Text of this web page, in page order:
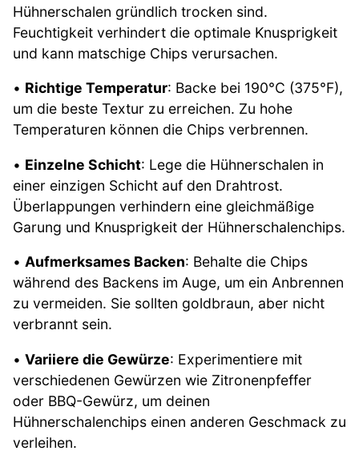
Hühnerschalen gründlich trocken sind.
Feuchtigkeit verhindert die optimale Knusprigkeit
und kann matschige Chips verursachen.
• Richtige Temperatur: Backe bei 190°C (375°F),
um die beste Textur zu erreichen. Zu hohe
Temperaturen können die Chips verbrennen.
• Einzelne Schicht: Lege die Hühnerschalen in
einer einzigen Schicht auf den Drahtrost.
Überlappungen verhindern eine gleichmäßige
Garung und Knusprigkeit der Hühnerschalenchips.
• Aufmerksames Backen: Behalte die Chips
während des Backens im Auge, um ein Anbrennen
zu vermeiden. Sie sollten goldbraun, aber nicht
verbrannt sein.
• Variiere die Gewürze: Experimentiere mit
verschiedenen Gewürzen wie Zitronenpfeffer
oder BBQ-Gewürz, um deinen
Hühnerschalenchips einen anderen Geschmack zu
verleihen.